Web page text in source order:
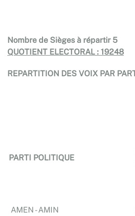
Nombre de Sièges à
QUOTIENT ELECTORAL : 19248
REPARTITION DES VOIX PAR
PARTI POLITIQUE
AMEN - AMIN